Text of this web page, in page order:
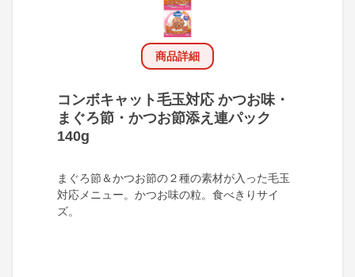
商品詳細
コンボキャット毛玉対応 かつお味・
まぐろ節・かつお節添え連パック
140g
まぐろ節＆かつお節の２種の素材が入った毛玉
対応メニュー。かつお味の粒。食べきりサイ
ズ。